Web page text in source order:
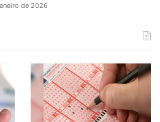
de 2026